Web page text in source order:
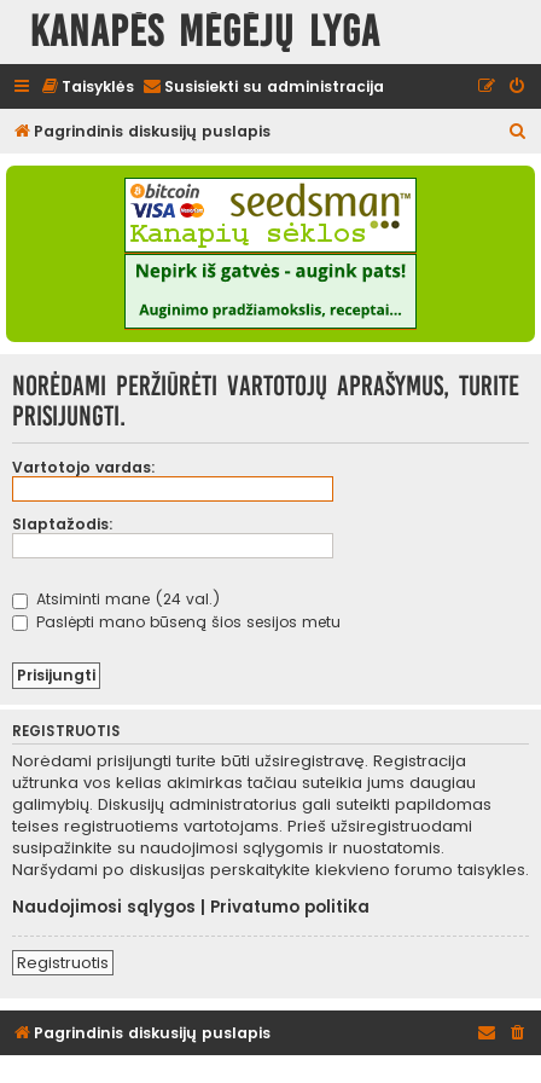
Kanapės mėgėjų lyga
Taisyklės Susisiekti su administracija
Pagrindinis diskusijų puslapis
e
Norėdami peržiūrėti vartotojų aprašymus, turite
prisijungti.
Vartotojo vardas:
Slaptažodis:
Atsiminti mane (24 val.)
Paslėpti mano būseną šios sesijos metu
REGISTRUOTIS
Norėdami prisijungti turite būti užsiregistravę. Registracija
užtrunka vos kelias akimirkas tačiau suteikia jums daugiau
galimybių. Diskusijų administratorius gali suteikti papildomas
teises registruotiems vartotojams. Prieš užsiregistruodami
susipažinkite su naudojimosi sąlygomis ir nuostatomis.
Naršydami po diskusijas perskaitykite kiekvieno forumo taisykles.
Naudojimosi sąlygos
Privatumo politika
Registruotis
Pagrindinis diskusijų puslapis